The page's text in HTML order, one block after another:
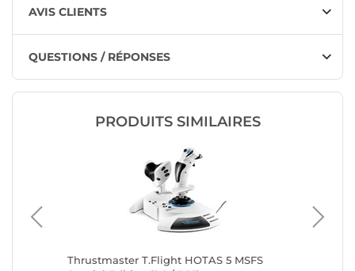
AVIS CLIENTS
QUESTIONS / RÉPONSES
PRODUITS SIMILAIRES
Thrustmaster T.Flight HOTAS 5 MSFS